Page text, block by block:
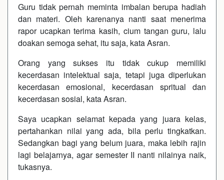
Guru tidak pernah meminta imbalan berupa hadiah
dan materi. Oleh karenanya nanti saat menerima
rapor ucapkan terima kasih, cium tangan guru, lalu
doakan semoga sehat, itu saja, kata Asran.
Orang yang sukses itu tidak cukup memiliki
kecerdasan intelektual saja, tetapi juga diperlukan
kecerdasan emosional, kecerdasan spritual dan
kecerdasan sosial, kata Asran.
Saya ucapkan selamat kepada yang juara kelas,
pertahankan nilai yang ada, bila perlu tingkatkan.
Sedangkan bagi yang belum juara, maka lebih rajin
lagi belajarnya, agar semester II nanti nilainya naik,
tukasnya.